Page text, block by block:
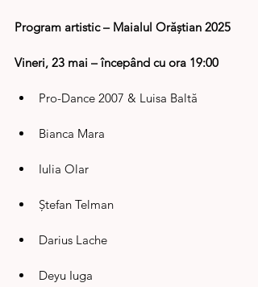
Program artistic – Maialul Orăștian 2025
Vineri, 23 mai – începând cu ora 19:00
Pro-Dance 2007 & Luisa Baltă
Bianca Mara
Iulia Olar
Ștefan Telman
Darius Lache
Deyu Iuga